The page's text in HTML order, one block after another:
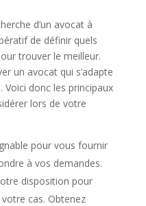
d’un avocat à
de définir quels
trouver le meilleur.
un avocat qui s’adapte
donc les principaux
lors de votre
pour vous fournir
à vos demandes.
disposition pour
cas. Obtenez